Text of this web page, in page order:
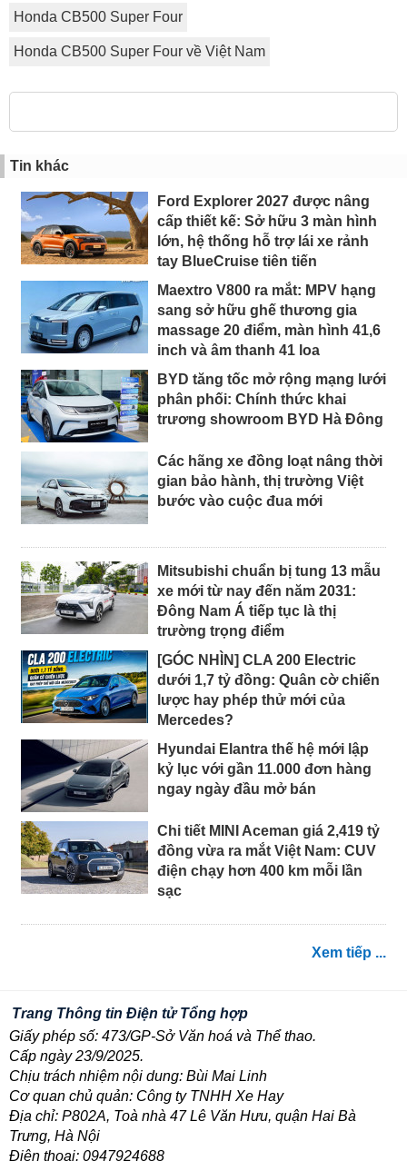
Honda CB500 Super Four
Honda CB500 Super Four về Việt Nam
Tin khác
Ford Explorer 2027 được nâng
cấp thiết kế: Sở hữu 3 màn hình
lớn, hệ thống hỗ trợ lái xe rảnh
tay BlueCruise tiên tiến
Maextro V800 ra mắt: MPV hạng
sang sở hữu ghế thương gia
massage 20 điểm, màn hình 41,6
inch và âm thanh 41 loa
BYD tăng tốc mở rộng mạng lưới
phân phối: Chính thức khai
trương showroom BYD Hà Đông
Các hãng xe đồng loạt nâng thời
gian bảo hành, thị trường Việt
bước vào cuộc đua mới
Mitsubishi chuẩn bị tung 13 mẫu
xe mới từ nay đến năm 2031:
Đông Nam Á tiếp tục là thị
trường trọng điểm
[GÓC NHÌN] CLA 200 Electric
dưới 1,7 tỷ đồng: Quân cờ chiến
lược hay phép thử mới của
Mercedes?
Hyundai Elantra thế hệ mới lập
kỷ lục với gần 11.000 đơn hàng
ngay ngày đầu mở bán
Chi tiết MINI Aceman giá 2,419 tỷ
đồng vừa ra mắt Việt Nam: CUV
điện chạy hơn 400 km mỗi lần
sạc
Xem tiếp ...
Trang Thông tin Điện tử Tổng hợp
Giấy phép số: 473/GP-Sở Văn hoá và Thể thao.
Cấp ngày 23/9/2025.
Chịu trách nhiệm nội dung: Bùi Mai Linh
Cơ quan chủ quản: Công ty TNHH Xe Hay
Địa chỉ: P802A, Toà nhà 47 Lê Văn Hưu, quận Hai Bà
Trưng, Hà Nội
Điện thoại: 0947924688